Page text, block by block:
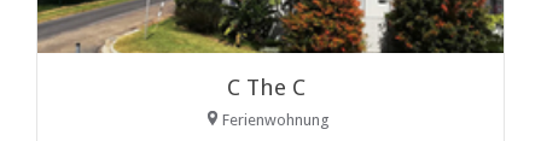
C The C
Ferienwohnung